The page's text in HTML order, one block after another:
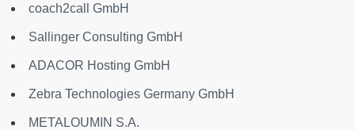
coach2call GmbH
Sallinger Consulting GmbH
ADACOR Hosting GmbH
Zebra Technologies Germany GmbH
METALOUMIN S.A.